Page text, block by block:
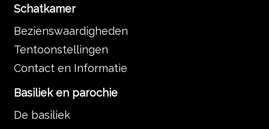
Schatkamer
Bezienswaardigheden
Tentoonstellingen
Contact en Informatie
Basiliek en parochie
De basiliek